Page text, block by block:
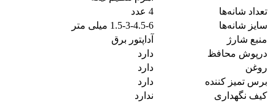
تعداد شانه‌ها
4 عدد
سایز شانه‌ها
1.5-3-4.5-6 میلی متر
منبع شارژ
آداپتور برق
درپوش محافظ
دارد
روغن
دارد
برس تمیز کننده
دارد
کیف نگهداری
ندارد